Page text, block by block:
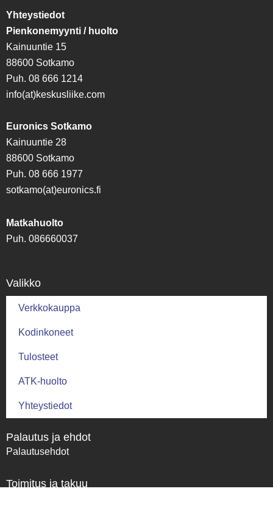
Yhteystiedot
Pienkonemyynti / huolto
Kainuuntie 15
88600 Sotkamo
Puh. 08 666 1214
info(at)keskusliike.com
Euronics Sotkamo
Kainuuntie 28
88600 Sotkamo
Puh. 08 666 1977
sotkamo(at)euronics.fi
Matkahuolto
Puh. 086660037
Valikko
Verkkokauppa
Kodinkoneet
Tulosteet
ATK-huolto
Yhteystiedot
Palautus ja ehdot
Palautusehdot
Toimitus ja takuu